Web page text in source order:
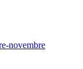
novembre